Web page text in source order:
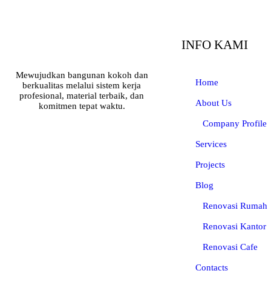
Mewujudkan bangunan kokoh dan
berkualitas melalui sistem kerja
profesional, material terbaik, dan
komitmen tepat waktu.
INFO KAMI
Home
About Us
Company Profile
Services
Projects
Blog
Renovasi Rumah
Renovasi Kantor
Renovasi Cafe
Contacts